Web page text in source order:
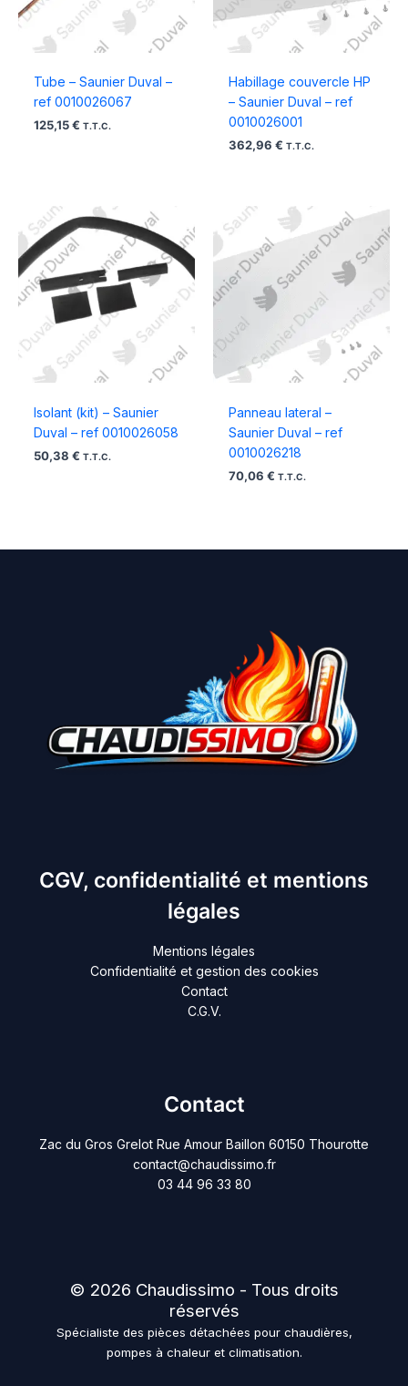
Tube – Saunier Duval –
ref 0010026067
125,15 € T.T.C.
Habillage couvercle HP
– Saunier Duval – ref
0010026001
362,96 € T.T.C.
Isolant (kit) – Saunier
Duval – ref 0010026058
50,38 € T.T.C.
Panneau lateral –
Saunier Duval – ref
0010026218
70,06 € T.T.C.
CGV, confidentialité et mentions
légales
Mentions légales
Confidentialité et gestion des cookies
Contact
C.G.V.
Contact
Zac du Gros Grelot Rue Amour Baillon 60150 Thourotte
contact@chaudissimo.fr
03 44 96 33 80
© 2026 Chaudissimo - Tous droits
réservés
Spécialiste des pièces détachées pour chaudières,
pompes à chaleur et climatisation.